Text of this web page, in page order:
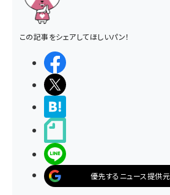
この記事をシェアしてほしいパン！
優先するニュース提供